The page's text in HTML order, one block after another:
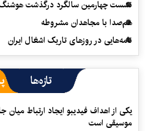
نشست چهارمین سالگرد درگذشت هوشنگ
هم‌صدا با مجاهدان مشروطه
نامه‌هایی در روزهای تاریک اشغال ایران
تازه‌ها
یکی از اهداف فیدیبو ایجاد ارتباط میان
موسیقی است